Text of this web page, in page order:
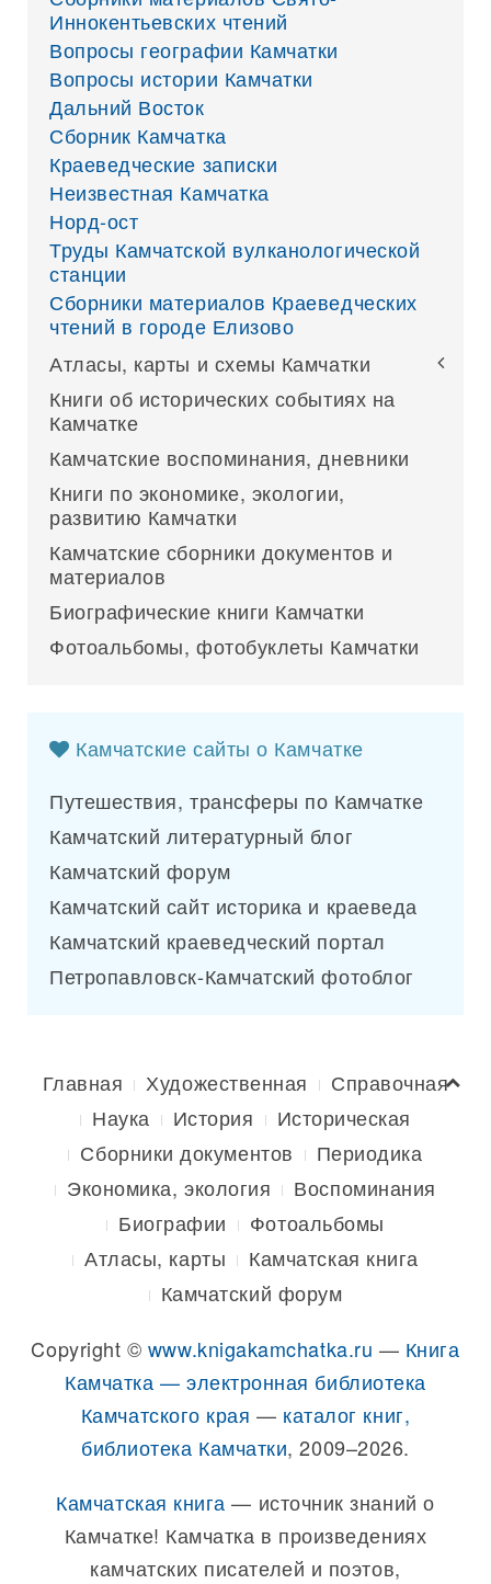
Иннокентьевских чтений
Вопросы географии Камчатки
Вопросы истории Камчатки
Дальний Восток
Сборник Камчатка
Краеведческие записки
Неизвестная Камчатка
Норд-ост
Труды Камчатской вулканологической
станции
Сборники материалов Краеведческих
чтений в городе Елизово
Атласы, карты и схемы Камчатки
Книги об исторических событиях на
Камчатке
Камчатские воспоминания, дневники
Книги по экономике, экологии,
развитию Камчатки
Камчатские сборники документов и
материалов
Биографические книги Камчатки
Фотоальбомы, фотобуклеты Камчатки
Камчатские сайты о Камчатке
Путешествия, трансферы по Камчатке
Камчатский литературный блог
Камчатский форум
Камчатский сайт историка и краеведа
Камчатский краеведческий портал
Петропавловск-Камчатский фотоблог
Главная Художественная
Справочная
Наука
История
Историческая
Сборники документов
Периодика
Экономика, экология
Воспоминания
Биографии
Фотоальбомы
Атласы, карты
Камчатская книга
Камчатский форум
Copyright © www.knigakamchatka.ru — Книга
Камчатка — электронная библиотека
Камчатского края — каталог книг,
библиотека Камчатки, 2009–2026.
Камчатская книга — источник знаний о
Камчатке! Камчатка в произведениях
камчатских писателей и поэтов,